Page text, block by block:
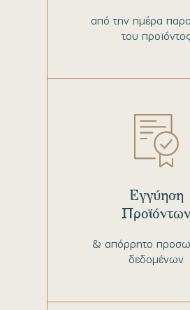
από την ημέρα
του
& απόρρητο
δεδομένων
Εγγύηση
Προϊόντων